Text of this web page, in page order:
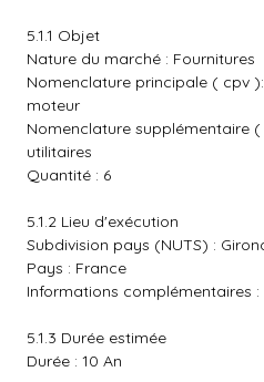
5.1.1 Objet
Nature du marché : Fournitures
Nomenclature principale ( cpv
moteur
Nomenclature supplémentaire (
utilitaires
Quantité : 6
5.1.2 Lieu d'exécution
Subdivision pays (NUTS) :
Pays : France
Informations complémentaires :
5.1.3 Durée estimée
Durée : 10 An